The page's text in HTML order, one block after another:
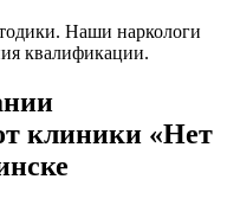
Наши наркологи
квалификации.
клиники «Нет